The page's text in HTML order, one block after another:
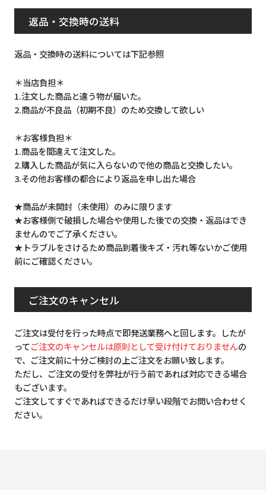
返品・交換時の送料
返品・交換時の送料については下記参照
＊当店負担＊
1.注文した商品と違う物が届いた。
2.商品が不良品（初期不良）のため交換して欲しい
＊お客様負担＊
1.商品を間違えて注文した。
2.購入した商品が気に入らないので他の商品と交換したい。
3.その他お客様の都合により返品を申し出た場合
★商品が未開封（未使用）のみに限ります
★お客様側で破損した場合や使用した後での交換・返品はでき
ませんのでご了承ください。
★トラブルをさけるため商品到着後キズ・汚れ等ないかご使用
前にご確認ください。
ご注文のキャンセル
ご注文は受付を行った時点で即発送業務へと回します。したが
ってご注文のキャンセルは原則として受け付けておりませんの
で、ご注文前に十分ご検討の上ご注文をお願い致します。
ただし、ご注文の受付を弊社が行う前であれば対応できる場合
もございます。
ご注文してすぐであればできるだけ早い段階でお問い合わせく
ださい。